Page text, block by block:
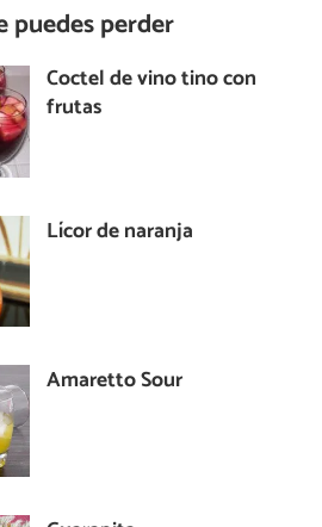
puedes perder
Coctel de vino tino con
frutas
Lícor de naranja
Amaretto Sour